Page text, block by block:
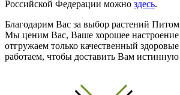
Российской Федерации можно здесь.
Благодарим Вас за выбор растений
Мы ценим Вас, Ваше хорошее настроение
отгружаем только качественный
работаем, чтобы доставить Вам истинную